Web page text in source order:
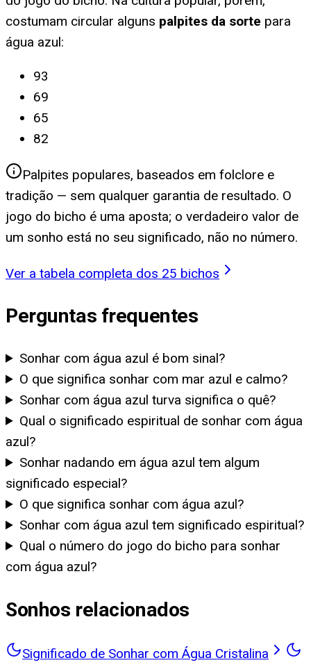
costumam circular alguns palpites da sorte para
água azul:
93
69
65
82
Palpites populares, baseados em folclore e
tradição — sem qualquer garantia de resultado. O
jogo do bicho é uma aposta; o verdadeiro valor de
um sonho está no seu significado, não no número.
Ver a tabela completa dos 25 bichos
Perguntas frequentes
Sonhar com água azul é bom sinal?
O que significa sonhar com mar azul e calmo?
Sonhar com água azul turva significa o quê?
Qual o significado espiritual de sonhar com água
azul?
Sonhar nadando em água azul tem algum
significado especial?
O que significa sonhar com água azul?
Sonhar com água azul tem significado espiritual?
Qual o número do jogo do bicho para sonhar
com água azul?
Sonhos relacionados
Significado de Sonhar com Água Cristalina